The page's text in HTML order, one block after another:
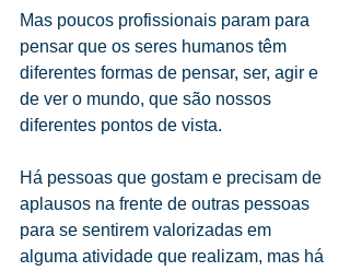
Mas poucos profissionais param para
pensar que os seres humanos têm
diferentes formas de pensar, ser, agir e
de ver o mundo, que são nossos
diferentes pontos de vista.
Há pessoas que gostam e precisam de
aplausos na frente de outras pessoas
para se sentirem valorizadas em
alguma atividade que realizam, mas há